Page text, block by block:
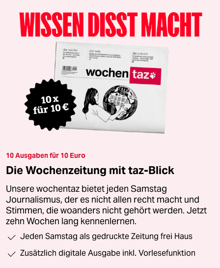
10 Ausgaben für 10 Euro
Die Wochenzeitung mit taz-Blick
Unsere wochentaz bietet jeden Samstag
Journalismus, der es nicht allen recht macht und
Stimmen, die woanders nicht gehört werden. Jetzt
zehn Wochen lang kennenlernen.
Jeden Samstag als gedruckte Zeitung frei Haus
Zusätzlich digitale Ausgabe inkl. Vorlesefunktion